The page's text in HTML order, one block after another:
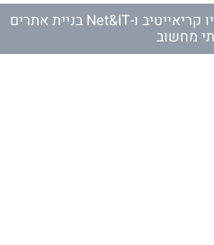
קריאייטיב ו- Net&IT בניית אתרים
מחשוב